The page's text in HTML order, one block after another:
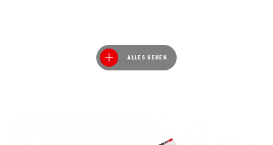
ALLES SEHEN